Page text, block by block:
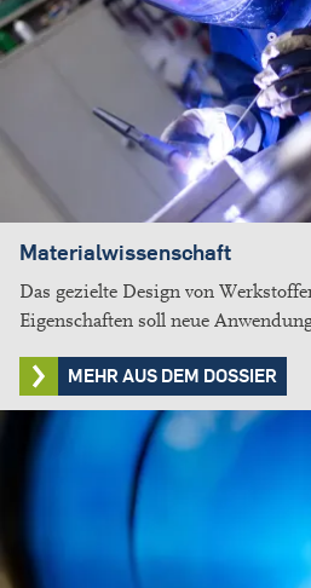
Materialwissenschaft
Das gezielte Design von
Eigenschaften soll neue
MEHR AUS DEM DOSSIER